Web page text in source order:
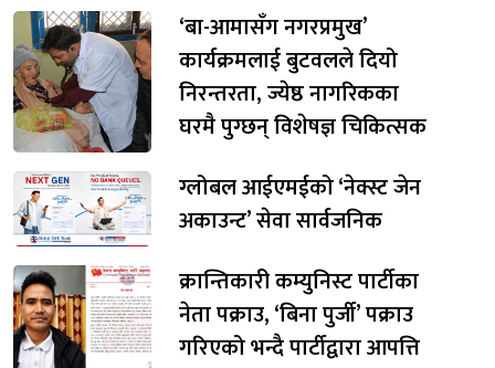
‘बा-आमासँग नगरप्रमुख’
कार्यक्रमलाई बुटवलले दियो
निरन्तरता, ज्येष्ठ नागरिकका
घरमै पुग्छन् विशेषज्ञ चिकित्सक
ग्लोबल आईएमईको ‘नेक्स्ट जेन
अकाउन्ट’ सेवा सार्वजनिक
क्रान्तिकारी कम्युनिस्ट पार्टीका
नेता पक्राउ, ‘बिना पुर्जी’ पक्राउ
गरिएको भन्दै पार्टीद्वारा आपत्ति